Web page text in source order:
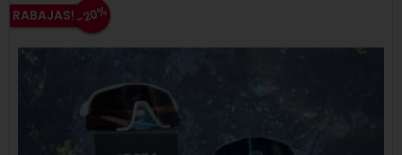
RABAJAS!-20%